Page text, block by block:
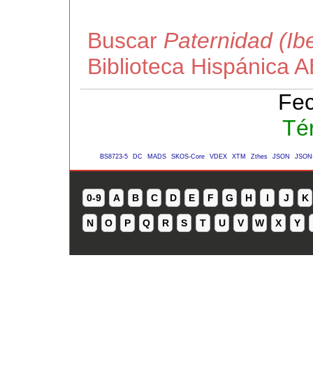
Buscar Paternidad
Biblioteca Hispánica
BS8723-5 DC MADS SKOS-Core VDEX XTM Zthes JSON
0-9 A B C D E F G H I J K
N O P Q R S T U V W X Y